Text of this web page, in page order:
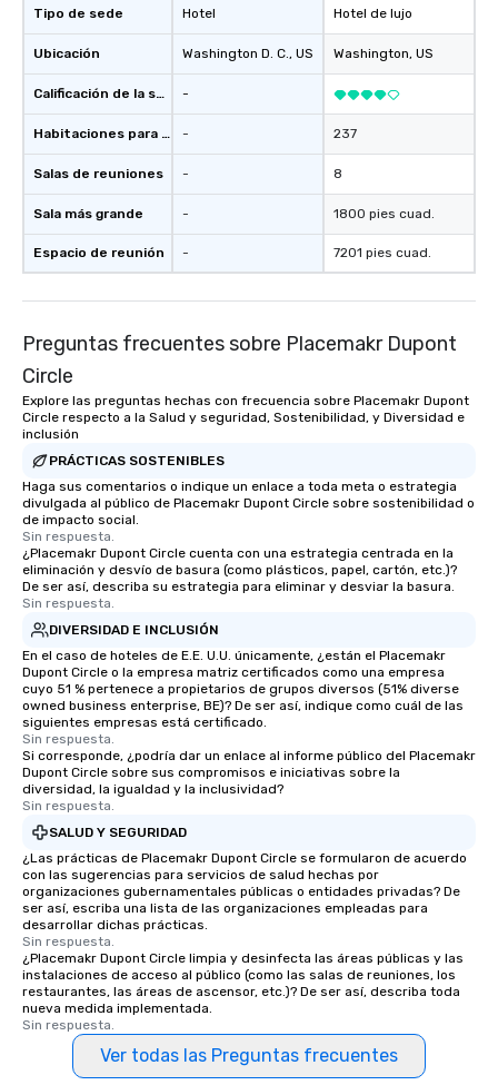
Tipo de sede
Ubicación
Calificación de la sede
Habitaciones para huéspedes
Salas de reuniones
Sala más grande
Espacio de reunión
Hotel
Washington D. C., US
-
-
-
-
-
Hotel de lujo
Washington, US
237
8
1800 pies cuad.
7201 pies cuad.
Preguntas frecuentes sobre Placemakr Dupont
Circle
Explore las preguntas hechas con frecuencia sobre Placemakr Dupont
Circle respecto a la Salud y seguridad, Sostenibilidad, y Diversidad e
inclusión
PRÁCTICAS SOSTENIBLES
Haga sus comentarios o indique un enlace a toda meta o estrategia
divulgada al público de Placemakr Dupont Circle sobre sostenibilidad o
de impacto social.
Sin respuesta.
¿Placemakr Dupont Circle cuenta con una estrategia centrada en la
eliminación y desvío de basura (como plásticos, papel, cartón, etc.)?
De ser así, describa su estrategia para eliminar y desviar la basura.
Sin respuesta.
DIVERSIDAD E INCLUSIÓN
En el caso de hoteles de E.E. U.U. únicamente, ¿están el Placemakr
Dupont Circle o la empresa matriz certificados como una empresa
cuyo 51 % pertenece a propietarios de grupos diversos (51% diverse
owned business enterprise, BE)? De ser así, indique como cuál de las
siguientes empresas está certificado.
Sin respuesta.
Si corresponde, ¿podría dar un enlace al informe público del Placemakr
Dupont Circle sobre sus compromisos e iniciativas sobre la
diversidad, la igualdad y la inclusividad?
Sin respuesta.
SALUD Y SEGURIDAD
¿Las prácticas de Placemakr Dupont Circle se formularon de acuerdo
con las sugerencias para servicios de salud hechas por
organizaciones gubernamentales públicas o entidades privadas? De
ser así, escriba una lista de las organizaciones empleadas para
desarrollar dichas prácticas.
Sin respuesta.
¿Placemakr Dupont Circle limpia y desinfecta las áreas públicas y las
instalaciones de acceso al público (como las salas de reuniones, los
restaurantes, las áreas de ascensor, etc.)? De ser así, describa toda
nueva medida implementada.
Sin respuesta.
Ver todas las Preguntas frecuentes